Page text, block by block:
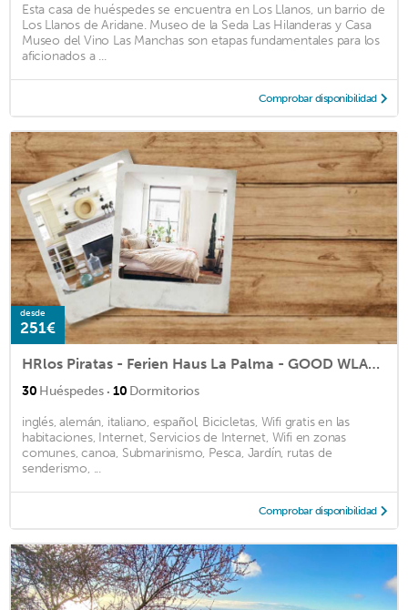
Esta casa de huéspedes se encuentra en Los Llanos, un barrio de
Los Llanos de Aridane. Museo de la Seda Las Hilanderas y Casa
Museo del Vino Las Manchas son etapas fundamentales para los
aficionados a ...
Comprobar disponibilidad
desde
251€
HRlos Piratas - Ferien Haus La Palma - GOOD WLAN !!
30 Huéspedes · 10 Dormitorios
inglés, alemán, italiano, español, Bicicletas, Wifi gratis en las
habitaciones, Internet, Servicios de Internet, Wifi en zonas
comunes, canoa, Submarinismo, Pesca, Jardín, rutas de
senderismo, ...
Comprobar disponibilidad